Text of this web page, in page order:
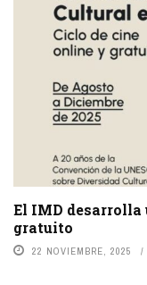
El IMD desarrolla
gratuito
22 NOVIEMBRE, 2025